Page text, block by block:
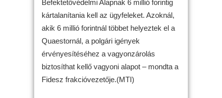
Befektetővédelmi Alapnak 6 millió forintig
kártalanítania kell az ügyfeleket. Azoknál,
akik 6 millió forintnál többet helyeztek el a
Quaestornál, a polgári igények
érvényesítéséhez a vagyonzárolás
biztosíthat kellő vagyoni alapot – mondta a
Fidesz frakcióvezetője.(MTI)